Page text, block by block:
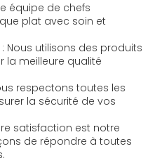
équipe de chefs
plat avec soin et
: Nous utilisons des produits
la meilleure qualité
respectons toutes les
la sécurité de vos
satisfaction est notre
de répondre à toutes